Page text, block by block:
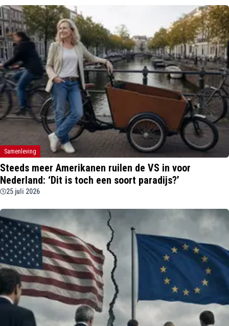
Samenleving
Steeds meer Amerikanen ruilen de VS in voor
Nederland: ‘Dit is toch een soort paradijs?’
25 juli 2026